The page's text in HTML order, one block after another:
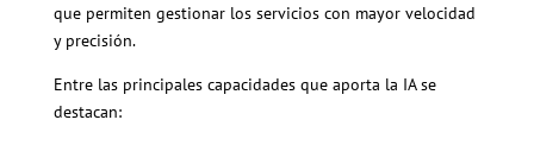
que permiten gestionar los servicios con mayor velocidad
y precisión.
Entre las principales capacidades que aporta la IA se
destacan: